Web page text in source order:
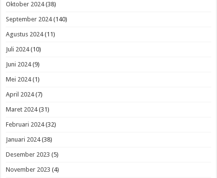
Oktober 2024(38)
September 2024(140)
Agustus 2024(11)
Juli 2024(10)
Juni 2024(9)
Mei 2024(1)
April 2024(7)
Maret 2024(31)
Februari 2024(32)
Januari 2024(38)
Desember 2023 (5)
November 2023 (4)